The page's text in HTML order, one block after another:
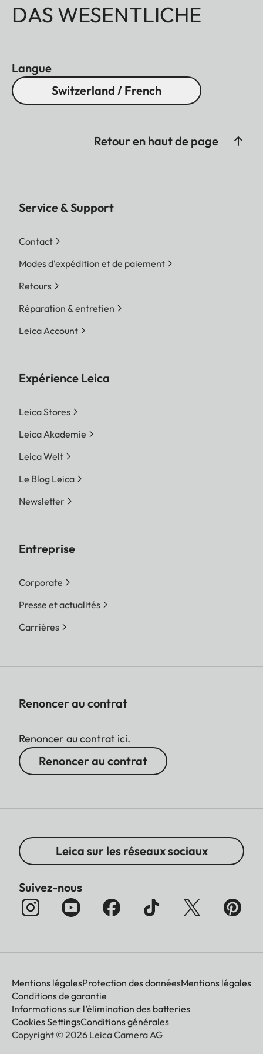
DAS WESENTLICHE
Langue
Switzerland / French
Retour en haut de page
Service & Support
Contact
Modes d'expédition et de paiement
Retours
Réparation & entretien
Leica Account
Expérience Leica
Leica Stores
Leica Akademie
Leica Welt
Le Blog Leica
Newsletter
Entreprise
Corporate
Presse et actualités
Carrières
Renoncer au contrat
Renoncer au contrat ici.
Renoncer au contrat
Leica sur les réseaux sociaux
Suivez-nous
Mentions légalesProtection des donnéesMentions légales
Conditions de garantie
Informations sur l’élimination des batteries
Cookies SettingsConditions générales
Copyright © 2026 Leica Camera AG